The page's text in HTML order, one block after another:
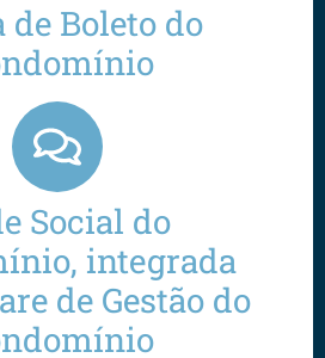
de Boleto do
Social do
integrada
de Gestão do